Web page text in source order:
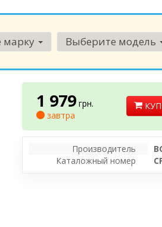
марку Выберите модель
1 979 грн.
завтра
Производитель
Каталожный номер